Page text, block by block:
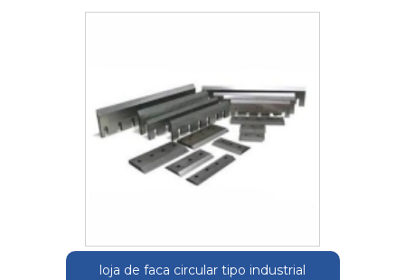
loja de faca circular tipo industrial